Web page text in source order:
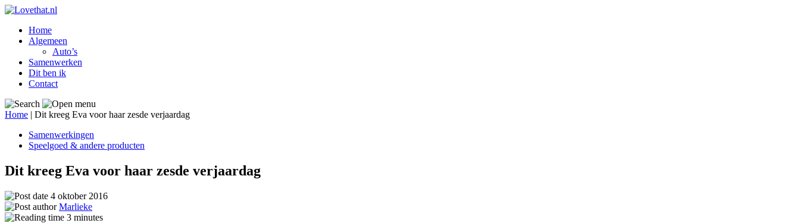
Home
Algemeen
Auto’s
Samenwerken
Dit ben ik
Contact
Home | Dit kreeg Eva voor haar zesde verjaardag
Samenwerkingen
Speelgoed & andere producten
Dit kreeg Eva voor haar zesde verjaardag
4 oktober 2016
Marlieke
3 minutes